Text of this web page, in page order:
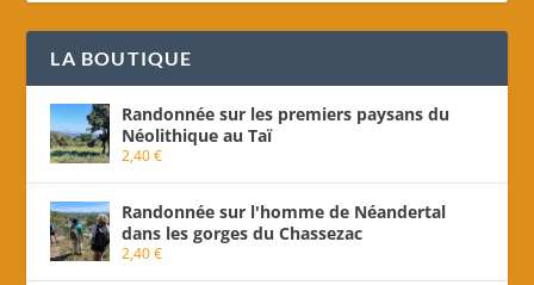
LA BOUTIQUE
Randonnée sur les premiers paysans du
Néolithique au Taï
2,40€
Randonnée sur l'homme de Néandertal
dans les gorges du Chassezac
2,40€